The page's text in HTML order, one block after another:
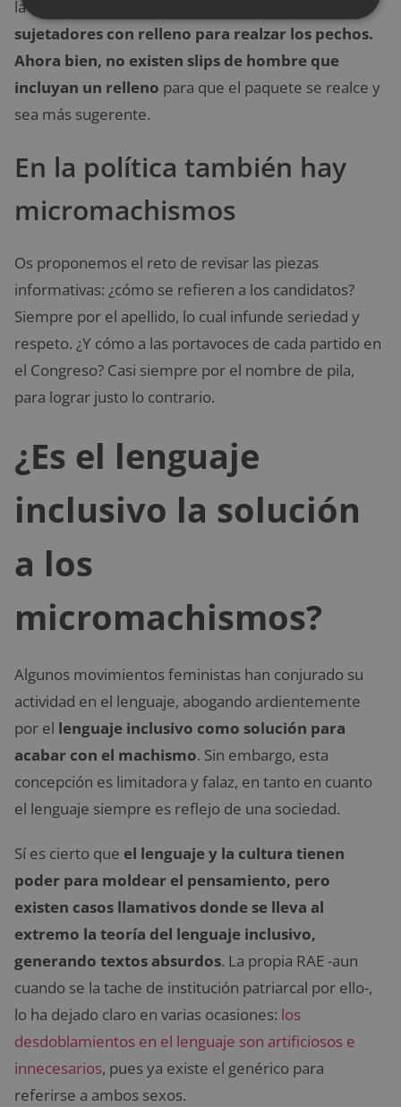
la ropa interior.
sujetadores con relleno para realzar los pechos.
Ahora bien, no existen slips de hombre que
incluyan un relleno para que el paquete se realce y
sea más sugerente.
En la política también hay
micromachismos
Os proponemos el reto de revisar las piezas
informativas: ¿cómo se refieren a los candidatos?
Siempre por el apellido, lo cual infunde seriedad y
respeto. ¿Y cómo a las portavoces de cada partido en
el Congreso? Casi siempre por el nombre de pila,
para lograr justo lo contrario.
¿Es el lenguaje
inclusivo la solución
a los
micromachismos?
Algunos movimientos feministas han conjurado su
actividad en el lenguaje, abogando ardientemente
por el lenguaje inclusivo como solución para
acabar con el machismo. Sin embargo, esta
concepción es limitadora y falaz, en tanto en cuanto
el lenguaje siempre es reflejo de una sociedad.
Sí es cierto que el lenguaje y la cultura tienen
poder para moldear el pensamiento, pero
existen casos llamativos donde se lleva al
extremo la teoría del lenguaje inclusivo,
generando textos absurdos. La propia RAE -aun
cuando se la tache de institución patriarcal por ello-,
lo ha dejado claro en varias ocasiones: los
desdoblamientos en el lenguaje son artificiosos e
innecesarios, pues ya existe el genérico para
referirse a ambos sexos.